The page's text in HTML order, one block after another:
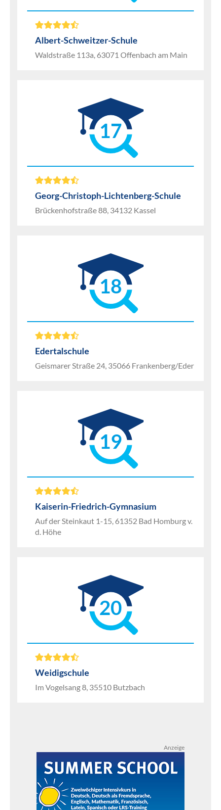
Albert-Schweitzer-Schule
Waldstraße 113a, 63071 Offenbach am Main
17
Georg-Christoph-Lichtenberg-Schule
Brückenhofstraße 88, 34132 Kassel
18
Edertalschule
Geismarer Straße 24, 35066 Frankenberg/Eder
19
Kaiserin-Friedrich-Gymnasium
Auf der Steinkaut 1-15, 61352 Bad Homburg v.
d. Höhe
20
Weidigschule
Im Vogelsang 8, 35510 Butzbach
Anzeige